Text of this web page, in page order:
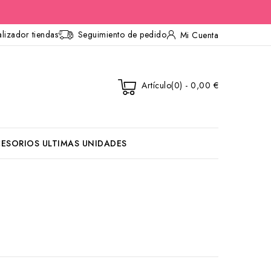
tiendas Seguimiento de pedido Mi Cuenta
Artículo(0) - 0,00 €
ULTIMAS UNIDADES